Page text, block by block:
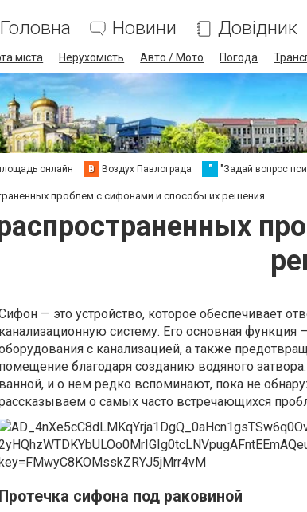
Головна Новини Довідник
міста Нерухомість Авто / Мото Погода
онлайн В Воздух Павлограда " "Задай вопрос
проблем с сифонами и способы их решения
— это устройство, которое обеспечивает
канализационную систему. Его основная функция
с канализацией, а также
помещение благодаря созданию водяного
ванной, и о нем редко вспоминают, пока не
о самых часто встречающихся
Протечка сифона под раковиной